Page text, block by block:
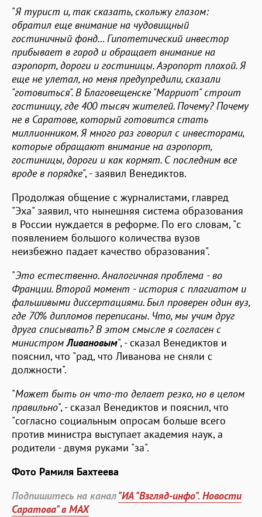
"Я турист и, так сказать, скольжу глазом:
обратил еще внимание на чудовищный
гостиничный фонд… Гипотетический инвестор
прибывает в город и обращает внимание на
аэропорт, дороги и гостиницы. Аэропорт плохой. Я
еще не улетал, но меня предупредили, сказали
"готовиться". В Благовещенске "Марриот" строит
гостиницу, где 400 тысяч жителей. Почему? Почему
не в Саратове, который готовится стать
миллионником. Я много раз говорил с инвесторами,
которые обращают внимание на аэропорт,
гостиницы, дороги и как кормят. С последним все
вроде в порядке", - заявил Венедиктов.
Продолжая общение с журналистами, главред
"Эха" заявил, что нынешняя система образования
в России нуждается в реформе. По его словам, "с
появлением большого количества вузов
неизбежно падает качество образования".
"Это естественно. Аналогичная проблема - во
Франции. Второй момент - история с плагиатом и
фальшивыми диссертациями. Был проверен один вуз,
где 70% дипломов переписаны. Что, мы учим друг
друга списывать? В этом смысле я согласен с
министромЛивановым", - сказал Венедиктов и
пояснил, что "рад, что Ливанова не сняли с
должности".
"Может быть он что-то делает резко, но в целом
правильно", - сказал Венедиктов и пояснил, что
"согласно социальным опросам больше всего
против министра выступает академия наук, а
родители - двумя руками "за".
Фото Рамиля Бахтеева
Подпишитесь на канал"ИА "Взгляд-инфо". Новости
Саратова" в MAX